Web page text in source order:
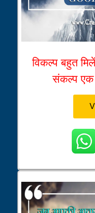
विकल्प बहुत
संकल्प एक